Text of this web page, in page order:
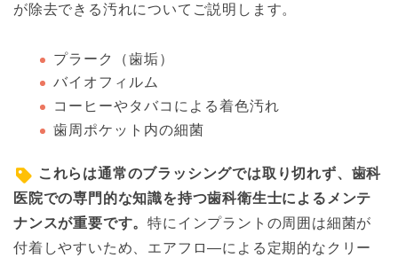
が除去できる汚れについてご説明します。
プラーク（歯垢）
バイオフィルム
コーヒーやタバコによる着色汚れ
歯周ポケット内の細菌
これらは通常のブラッシングでは取り切れず、歯科
医院での専門的な知識を持つ歯科衛生士によるメンテ
ナンスが重要です。特にインプラントの周囲は細菌が
付着しやすいため、エアフロ―による定期的なクリー